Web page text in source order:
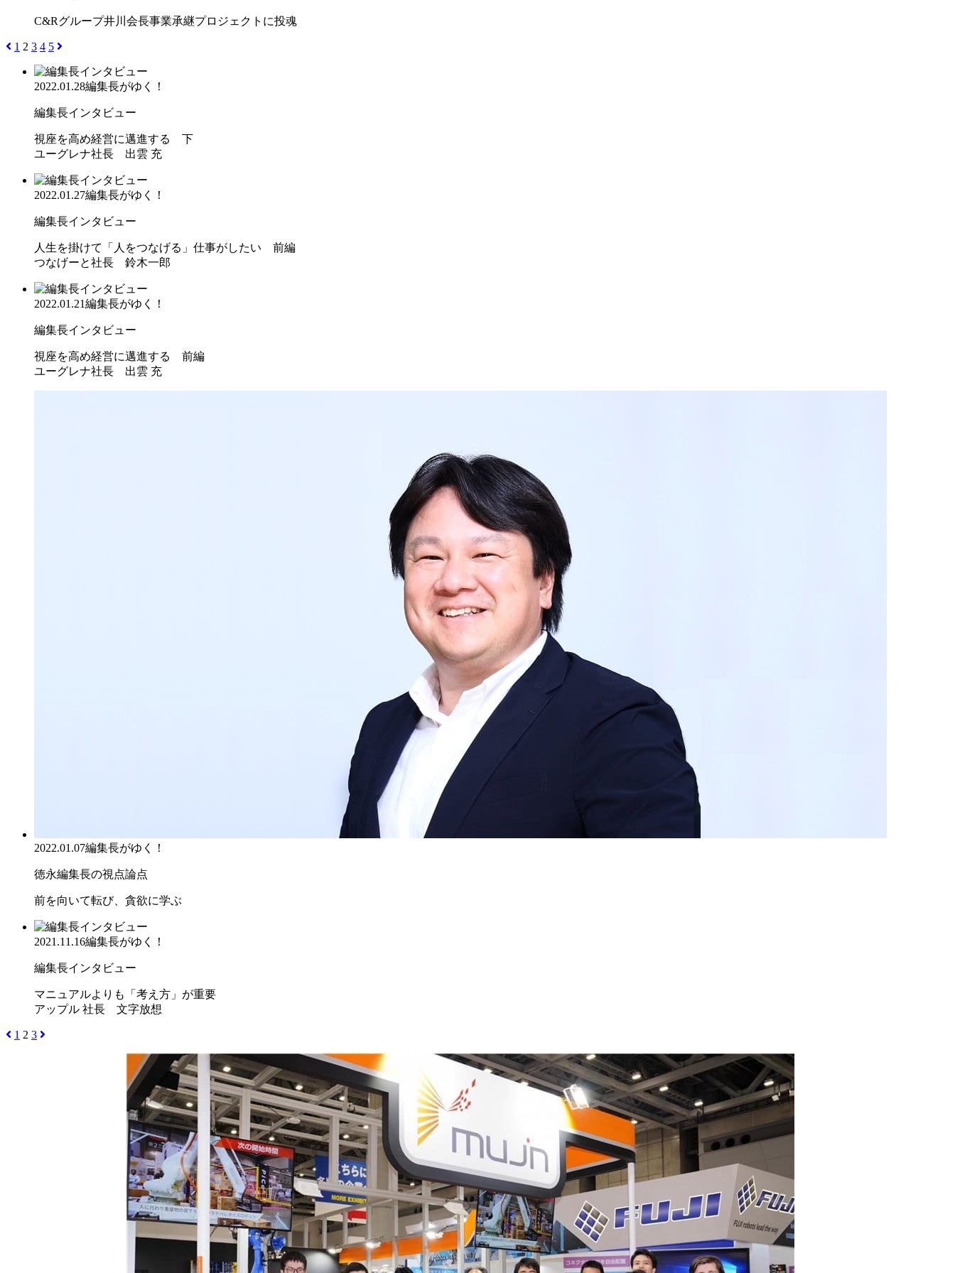
C&Rグループ井川会長事業承継プロジェクトに投魂
1 2 3 4 5
2022.01.28編集長がゆく！
編集長インタビュー
視座を高め経営に邁進する 下
ユーグレナ社長 出雲 充
2022.01.27編集長がゆく！
編集長インタビュー
人生を掛けて「人をつなげる」仕事がしたい 前編
つなげーと社長 鈴木一郎
2022.01.21編集長がゆく！
編集長インタビュー
視座を高め経営に邁進する 前編
ユーグレナ社長 出雲 充
2022.01.07編集長がゆく！
徳永編集長の視点論点
前を向いて転び、貪欲に学ぶ
2021.11.16編集長がゆく！
編集長インタビュー
マニュアルよりも「考え方」が重要
アップル 社長 文字放想
1 2 3